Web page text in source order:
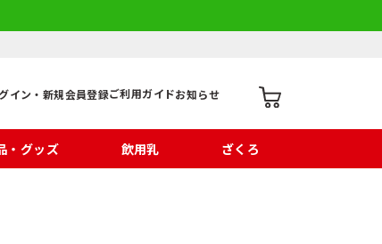
イン・新規会員登録
・グッズ 飲用乳 ざくろ
ご利用ガイドお知らせ